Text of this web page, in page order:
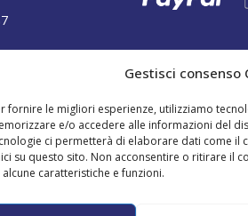
Gestisci consenso
fornire le migliori esperienze, utilizziamo
e/o accedere alle informazioni del
ci permetterà di elaborare dati come il
su questo sito. Non acconsentire o ritirare il
alcune caratteristiche e funzioni.